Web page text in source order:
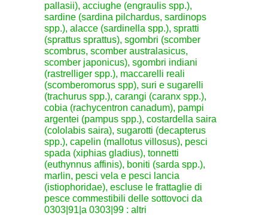
pallasii), acciughe (engraulis spp.),
sardine (sardina pilchardus, sardinops
spp.), alacce (sardinella spp.), spratti
(sprattus sprattus), sgombri (scomber
scombrus, scomber australasicus,
scomber japonicus), sgombri indiani
(rastrelliger spp.), maccarelli reali
(scomberomorus spp), suri e sugarelli
(trachurus spp.), carangi (caranx spp.),
cobia (rachycentron canadum), pampi
argentei (pampus spp.), costardella saira
(cololabis saira), sugarotti (decapterus
spp.), capelin (mallotus villosus), pesci
spada (xiphias gladius), tonnetti
(euthynnus affinis), boniti (sarda spp.),
marlin, pesci vela e pesci lancia
(istiophoridae), escluse le frattaglie di
pesce commestibili delle sottovoci da
0303|91|a 0303|99 : altri